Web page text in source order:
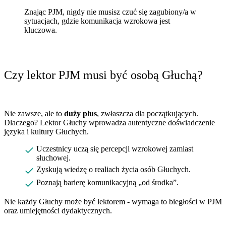
Znając PJM, nigdy nie musisz czuć się zagubiony/a w
sytuacjach, gdzie komunikacja wzrokowa jest
kluczowa.
Czy lektor PJM musi być osobą Głuchą?
Nie zawsze, ale to duży plus, zwłaszcza dla początkujących.
Dlaczego? Lektor Głuchy wprowadza autentyczne doświadczenie
języka i kultury Głuchych.
Uczestnicy uczą się percepcji wzrokowej zamiast
słuchowej.
Zyskują wiedzę o realiach życia osób Głuchych.
Poznają barierę komunikacyjną „od środka”.
Nie każdy Głuchy może być lektorem - wymaga to biegłości w PJM
oraz umiejętności dydaktycznych.